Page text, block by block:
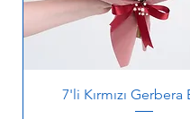
7'li Kırmızı Gerbera